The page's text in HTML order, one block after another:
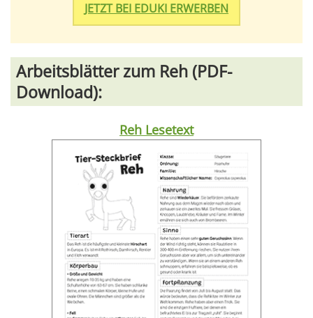
JETZT BEI EDUKI ERWERBEN
Arbeitsblätter zum Reh (PDF-
Download):
Reh Lesetext